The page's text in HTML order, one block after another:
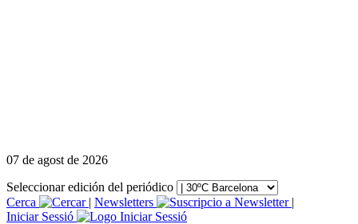
07 de agost de 2026
Seleccionar edición del periódico
Cerca
| Newsletters
|
Iniciar Sessió